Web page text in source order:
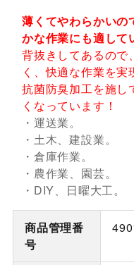
薄くてやわらかいの
かな作業にも適して
背抜きしてあるので
く、快適な作業を実
抗菌防臭加工を施し
くなっています！
・運送業。
・土木、建設業。
・倉庫作業。
・農作業、園芸。
・DIY、日曜大工。
商品管理番
号